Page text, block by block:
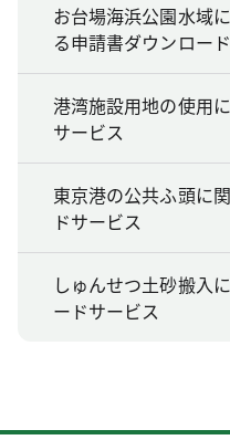
お台場海浜公園水域
る申請書ダウンロー
港湾施設用地の使用
サービス
東京港の公共ふ頭に
ドサービス
しゅんせつ土砂搬入
ードサービス